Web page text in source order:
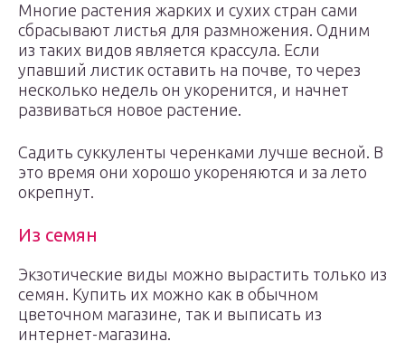
Многие растения жарких и сухих стран сами
сбрасывают листья для размножения. Одним
из таких видов является крассула. Если
упавший листик оставить на почве, то через
несколько недель он укоренится, и начнет
развиваться новое растение.
Садить суккуленты черенками лучше весной. В
это время они хорошо укореняются и за лето
окрепнут.
Из семян
Экзотические виды можно вырастить только из
семян. Купить их можно как в обычном
цветочном магазине, так и выписать из
интернет-магазина.